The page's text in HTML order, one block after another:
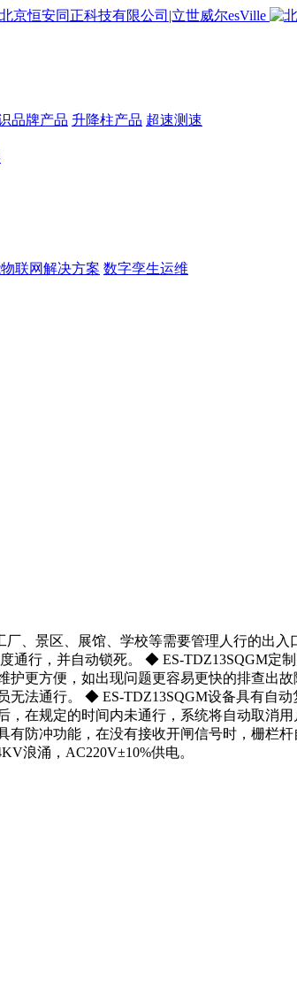
品牌产品 升降柱产品 超速测速
联网解决方案 数字孪生运维
厂、景区、展馆、学校等需要管理人行的出
通行，并自动锁死。 ◆ ES-TDZ13SQGM
护更方便，如出现问题更容易更快的排查出
无法通行。 ◆ ES-TDZ13SQGM设备具有自
在规定的时间内未通行，系统将自动取消
有防冲功能，在没有接收开闸信号时，栅栏
浪涌，AC220V±10%供电。